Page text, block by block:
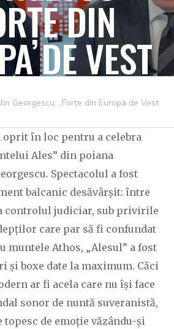
DIN
DE VEST
MEA”
26 MARTIE 2026 259 LIKES
Georgescu: „Forțe din Europa de Vest
în loc pentru a celebra
Ales” din poiana
Spectacolul a fost
balcanic desăvârșit: între
controlul judiciar, sub privirile
care par să fi confundat
muntele Athos, „Alesul” a fost
și boxe date la maximum. Căci
ar fi acela care nu își face
sonor de nuntă suveranistă,
de emoție văzându-și